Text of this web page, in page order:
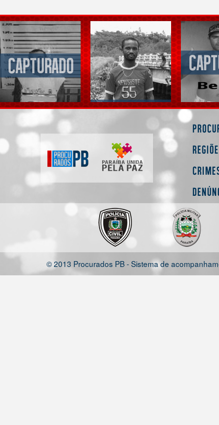
© 2013 Procurados PB - Sistema de